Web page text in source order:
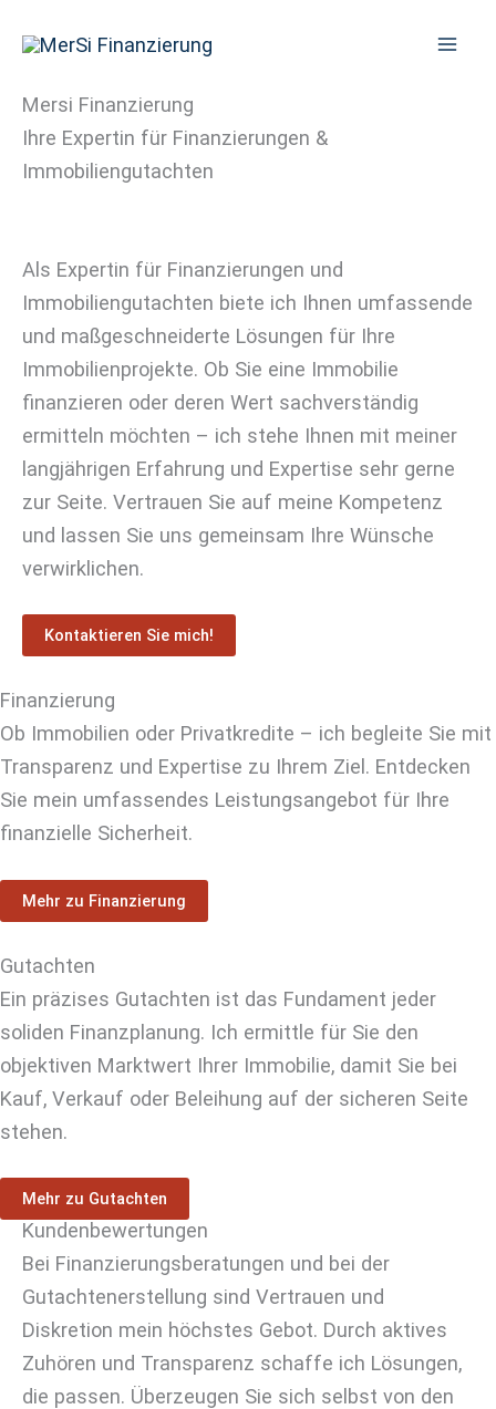
Inhalt
Mersi Finanzierung
Ihre Expertin für Finanzierungen &
Immobiliengutachten
Als Expertin für Finanzierungen und
Immobiliengutachten biete ich Ihnen umfassende
und maßgeschneiderte Lösungen für Ihre
Immobilienprojekte. Ob Sie eine Immobilie
finanzieren oder deren Wert sachverständig
ermitteln möchten – ich stehe Ihnen mit meiner
langjährigen Erfahrung und Expertise sehr gerne
zur Seite. Vertrauen Sie auf meine Kompetenz
und lassen Sie uns gemeinsam Ihre Wünsche
verwirklichen.
Kontaktieren Sie mich!
Finanzierung
Ob Immobilien oder Privatkredite – ich begleite Sie mit
Transparenz und Expertise zu Ihrem Ziel. Entdecken
Sie mein umfassendes Leistungsangebot für Ihre
finanzielle Sicherheit.
Mehr zu Finanzierung
Gutachten
Ein präzises Gutachten ist das Fundament jeder
soliden Finanzplanung. Ich ermittle für Sie den
objektiven Marktwert Ihrer Immobilie, damit Sie bei
Kauf, Verkauf oder Beleihung auf der sicheren Seite
stehen.
Mehr zu Gutachten
Kundenbewertungen
Bei Finanzierungsberatungen und bei der
Gutachtenerstellung sind Vertrauen und
Diskretion mein höchstes Gebot. Durch aktives
Zuhören und Transparenz schaffe ich Lösungen,
die passen. Überzeugen Sie sich selbst von den